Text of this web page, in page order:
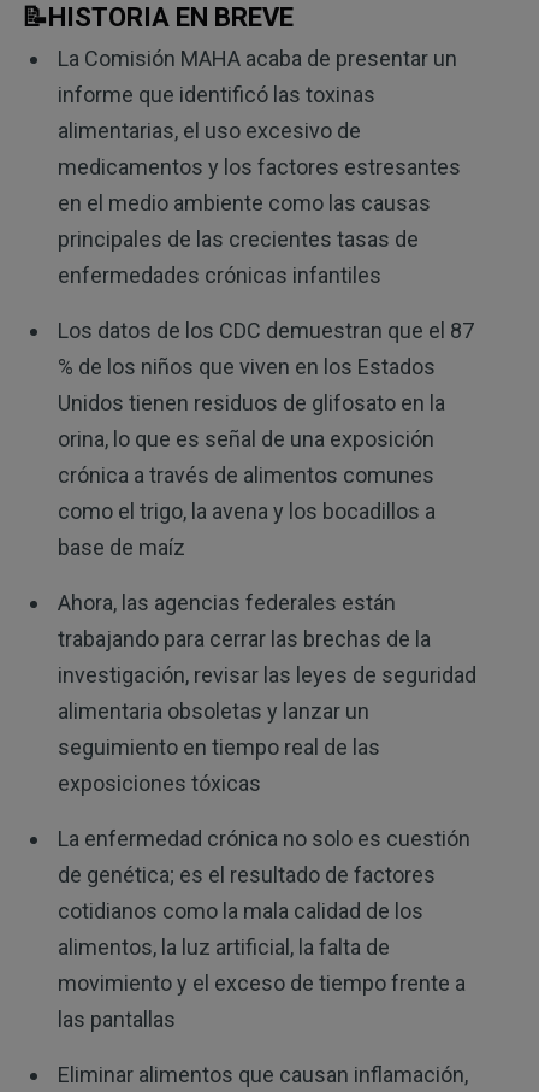
📝HISTORIA EN BREVE
La Comisión MAHA acaba de presentar un
informe que identificó las toxinas
alimentarias, el uso excesivo de
medicamentos y los factores estresantes
en el medio ambiente como las causas
principales de las crecientes tasas de
enfermedades crónicas infantiles
Los datos de los CDC demuestran que el 87
% de los niños que viven en los Estados
Unidos tienen residuos de glifosato en la
orina, lo que es señal de una exposición
crónica a través de alimentos comunes
como el trigo, la avena y los bocadillos a
base de maíz
Ahora, las agencias federales están
trabajando para cerrar las brechas de la
investigación, revisar las leyes de seguridad
alimentaria obsoletas y lanzar un
seguimiento en tiempo real de las
exposiciones tóxicas
La enfermedad crónica no solo es cuestión
de genética; es el resultado de factores
cotidianos como la mala calidad de los
alimentos, la luz artificial, la falta de
movimiento y el exceso de tiempo frente a
las pantallas
Eliminar alimentos que causan inflamación,